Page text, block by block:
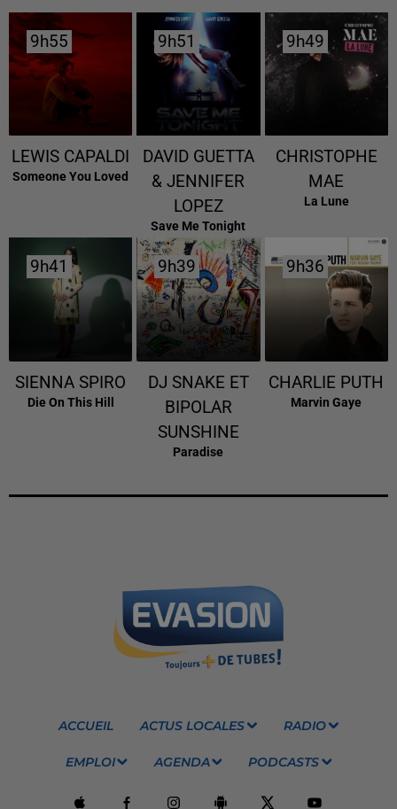
9h55
9h55
LEWIS CAPALDI
Someone You Loved
9h51
9h51
DAVID GUETTA
& JENNIFER
LOPEZ
Save Me Tonight
9h49
9h49
CHRISTOPHE
MAE
La Lune
9h41
9h41
SIENNA SPIRO
Die On This Hill
9h39
9h39
DJ SNAKE ET
BIPOLAR
SUNSHINE
Paradise
9h36
9h36
CHARLIE PUTH
Marvin Gaye
ACCUEIL ACTUS LOCALES RADIO
EMPLOI AGENDA PODCASTS